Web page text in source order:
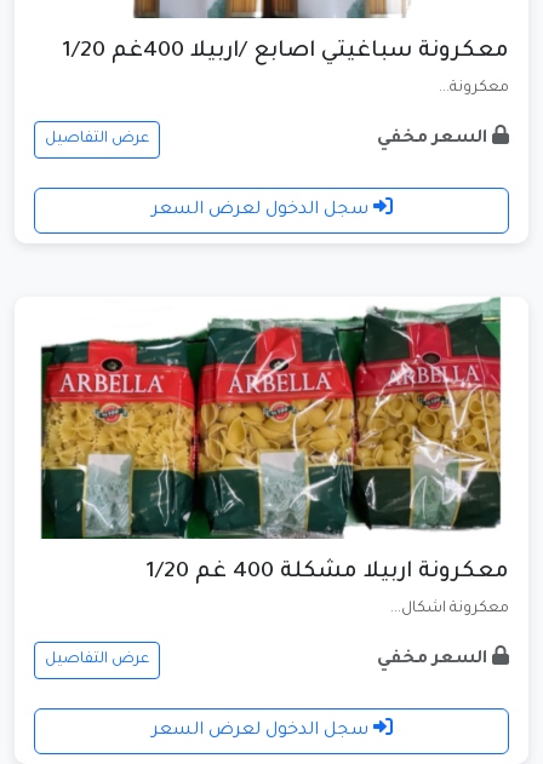
معكرونة سباغيتي اصابع /اربيلا 400غم 1/20
معكرونة...
السعر مخفي عرض التفاصيل
سجل الدخول لعرض السعر
معكرونة اربيلا مشكلة 400 غم 1/20
معكرونة اشكال...
السعر مخفي عرض التفاصيل
سجل الدخول لعرض السعر